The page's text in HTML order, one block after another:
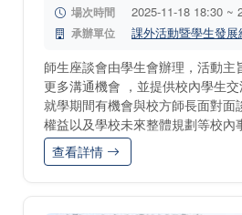
場次時間 2025-11-18 18:30 ~
承辦單位 課外活動暨學生發展
師生座談會由學生會辦理，活動主
更多溝通機會 ，並提供校內學生
就學期間有機會與校方師長面對面
權益以及學校未來整體規劃等校內
查看詳情